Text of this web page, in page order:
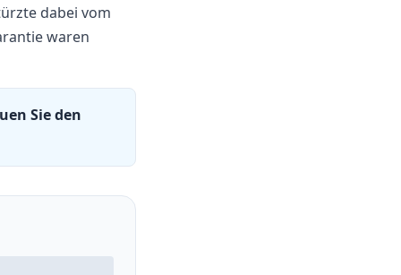
dabei vom
waren
Sie den